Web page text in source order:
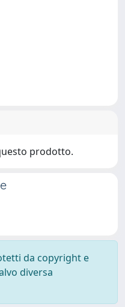
prodotto.
da copyright e
diversa